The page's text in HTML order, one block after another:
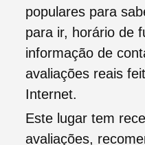
populares para
para ir, horário de
informação de
avaliações reais
Internet.
Este lugar tem
avaliações,